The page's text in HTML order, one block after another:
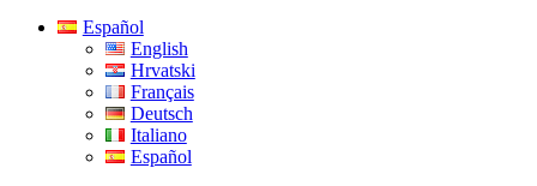
Español
English
Hrvatski
Français
Deutsch
Italiano
Español